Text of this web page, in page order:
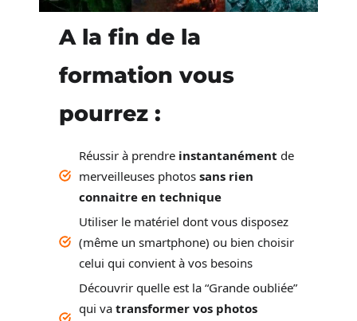
A la fin de la
formation vous
pourrez :
Réussir à prendre instantanément de
merveilleuses photos sans rien
connaitre en technique
Utiliser le matériel dont vous disposez
(même un smartphone) ou bien choisir
celui qui convient à vos besoins
Découvrir quelle est la “Grande oubliée”
qui va transformer vos photos